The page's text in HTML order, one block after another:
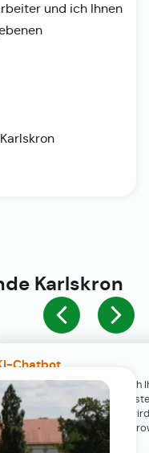
Chatbot
KI-Chatbot steht erst nach
Einwilligung in den Cookie-
Der Chat-Verlauf
lokal in Ihrem
und ich Ihnen
Karlskron